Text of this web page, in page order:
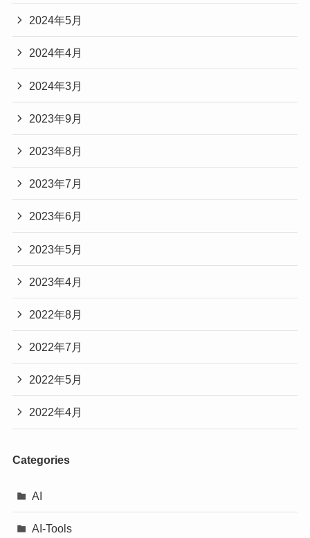
2024年5月
2024年4月
2024年3月
2023年9月
2023年8月
2023年7月
2023年6月
2023年5月
2023年4月
2022年8月
2022年7月
2022年5月
2022年4月
Categories
AI
AI-Tools